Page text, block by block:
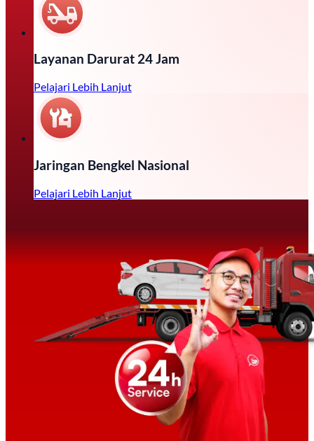
Layanan Darurat 24 Jam
Pelajari Lebih Lanjut
Jaringan Bengkel Nasional
Pelajari Lebih Lanjut